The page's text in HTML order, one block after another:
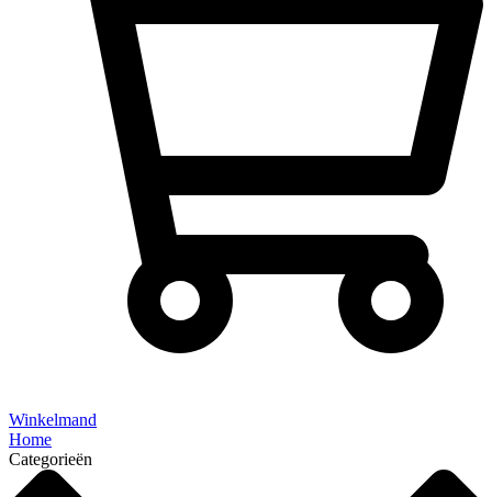
Winkelmand
Home
Categorieën